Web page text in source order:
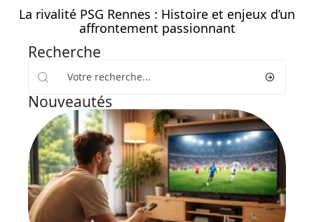
La rivalité PSG Rennes : Histoire et enjeux d’un
affrontement passionnant
Recherche
Nouveautés